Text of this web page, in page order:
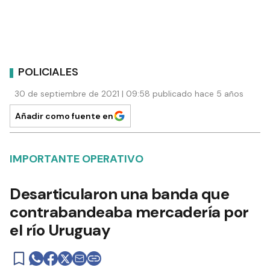
POLICIALES
30 de septiembre de 2021 | 09:58 publicado hace 5 años
Añadir como fuente en
IMPORTANTE OPERATIVO
Desarticularon una banda que
contrabandeaba mercadería por
el río Uruguay